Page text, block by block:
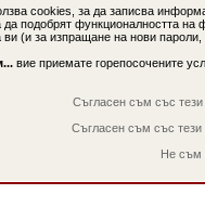
cookies, за да записва
да подобрят функционалността
ви (и за изпращане на нови
вие приемате горепосочените
Съгласен съм със
Съгласен съм със
Не съм